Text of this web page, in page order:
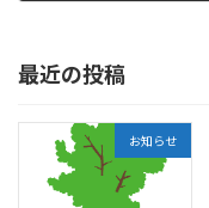
最近の投稿
お知らせ